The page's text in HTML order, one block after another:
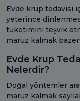
Evde krup tedavisi
yeterince
tüketimini teşvik
maruz kalmak
Evde Krup
Nelerdir?
Doğal yöntemler
maruz kalmak